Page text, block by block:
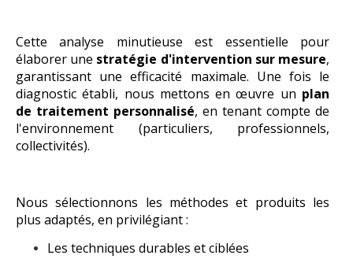
Cette analyse minutieuse est essentielle pour
élaborer une stratégie d'intervention sur mesure,
garantissant une efficacité maximale. Une fois le
diagnostic établi, nous mettons en œuvre un plan
de traitement personnalisé, en tenant compte de
l'environnement (particuliers, professionnels,
collectivités).
Nous sélectionnons les méthodes et produits les
plus adaptés, en privilégiant :
Les techniques durables et ciblées